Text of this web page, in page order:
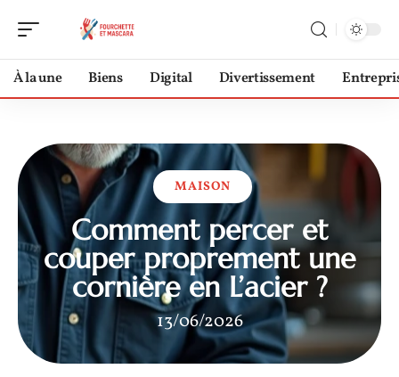
À la une Biens Digital Divertissement
MAISON
Comment percer et
couper proprement une
cornière en L’acier ?
13/06/2026